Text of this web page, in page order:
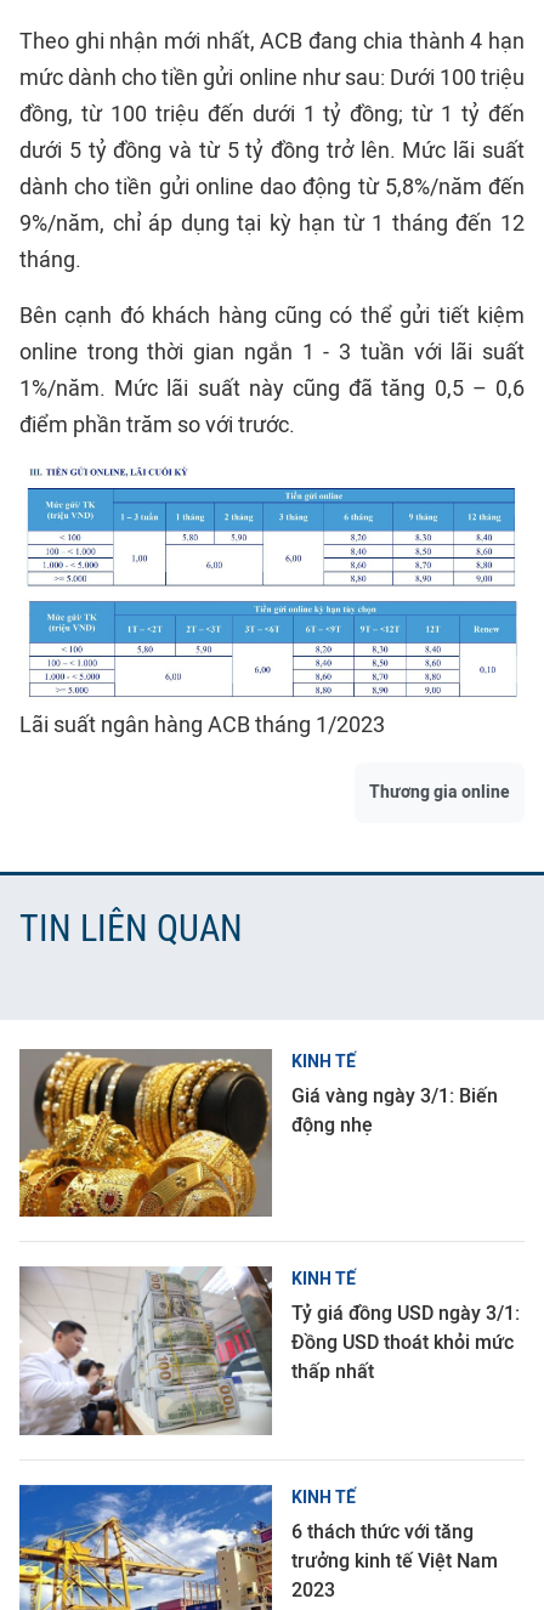
Theo ghi nhận mới nhất, ACB đang chia thành 4 hạn
mức dành cho tiền gửi online như sau: Dưới 100 triệu
đồng, từ 100 triệu đến dưới 1 tỷ đồng; từ 1 tỷ đến
dưới 5 tỷ đồng và từ 5 tỷ đồng trở lên. Mức lãi suất
dành cho tiền gửi online dao động từ 5,8%/năm đến
9%/năm, chỉ áp dụng tại kỳ hạn từ 1 tháng đến 12
tháng.
Bên cạnh đó khách hàng cũng có thể gửi tiết kiệm
online trong thời gian ngắn 1 - 3 tuần với lãi suất
1%/năm. Mức lãi suất này cũng đã tăng 0,5 – 0,6
điểm phần trăm so với trước.
Lãi suất ngân hàng ACB tháng 1/2023
Thương gia online
TIN LIÊN QUAN
KINH TẾ
Giá vàng ngày 3/1: Biến
động nhẹ
KINH TẾ
Tỷ giá đồng USD ngày 3/1:
Đồng USD thoát khỏi mức
thấp nhất
KINH TẾ
6 thách thức với tăng
trưởng kinh tế Việt Nam
2023